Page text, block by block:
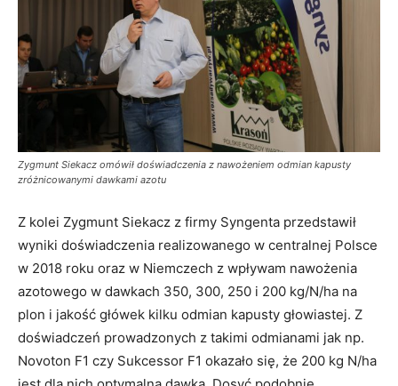
Zygmunt Siekacz omówił doświadczenia z nawożeniem odmian kapusty
zróżnicowanymi dawkami azotu
Z kolei Zygmunt Siekacz z firmy Syngenta przedstawił
wyniki doświadczenia realizowanego w centralnej Polsce
w 2018 roku oraz w Niemczech z wpływam nawożenia
azotowego w dawkach 350, 300, 250 i 200 kg/N/ha na
plon i jakość główek kilku odmian kapusty głowiastej. Z
doświadczeń prowadzonych z takimi odmianami jak np.
Novoton F1 czy Sukcessor F1 okazało się, że 200 kg N/ha